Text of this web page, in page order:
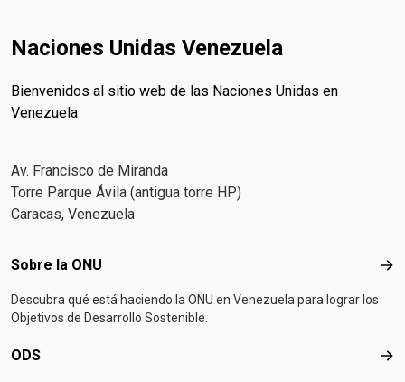
Naciones Unidas Venezuela
Bienvenidos al sitio web de las Naciones Unidas en
Venezuela
Av. Francisco de Miranda
Torre Parque Ávila (antigua torre HP)
Caracas, Venezuela
Footer menu
Sobre la ONU
Descubra qué está haciendo la ONU en Venezuela para lograr los
Objetivos de Desarrollo Sostenible.
ODS